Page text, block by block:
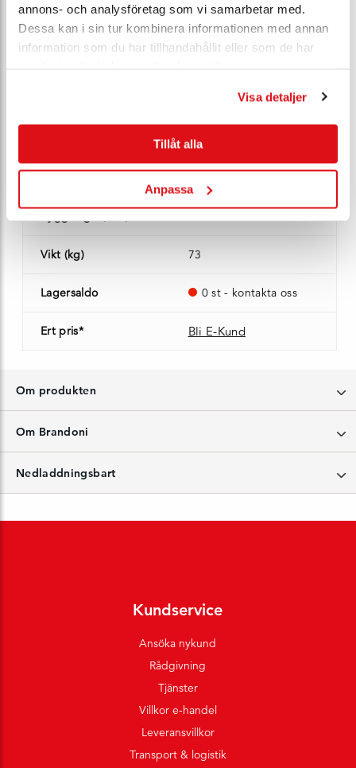
annons- och analysföretag som vi samarbetar med.
Dessa kan i sin tur kombinera informationen med annan
information som du har tillhandahållit eller som de har
Visa detaljer
Tillåt alla
Anpassa
PN 10
235
Vikt (kg) 73
Lagersaldo 0 st - kontakta oss
Ert pris* Bli E-Kund
Om produkten
Om Brandoni
Nedladdningsbart
Kundservice
Ansöka nykund
Rådgivning
Tjänster
Villkor e-handel
Leveransvillkor
Transport & logistik